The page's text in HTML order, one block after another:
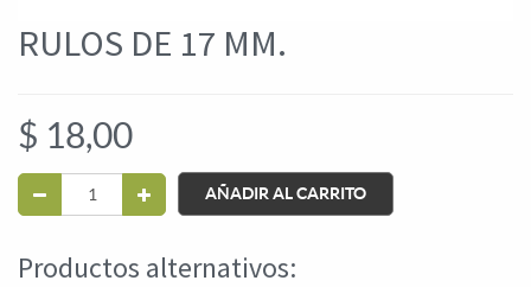
RULOS DE 17 MM.
$ 18,00
AÑADIR AL CARRITO
Productos alternativos: